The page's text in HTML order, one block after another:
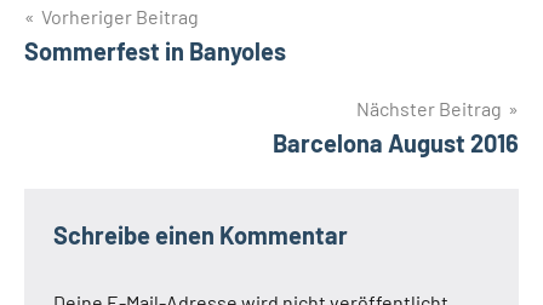
Beitragsnavigation
Vorheriger Beitrag
Sommerfest in Banyoles
Nächster Beitrag
Barcelona August 2016
Schreibe einen Kommentar